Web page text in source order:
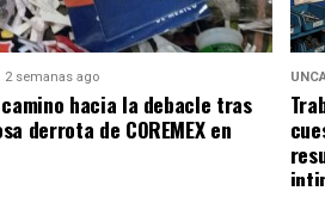
2 semanas ago
hacia la debacle tras
derrota de COREMEX en